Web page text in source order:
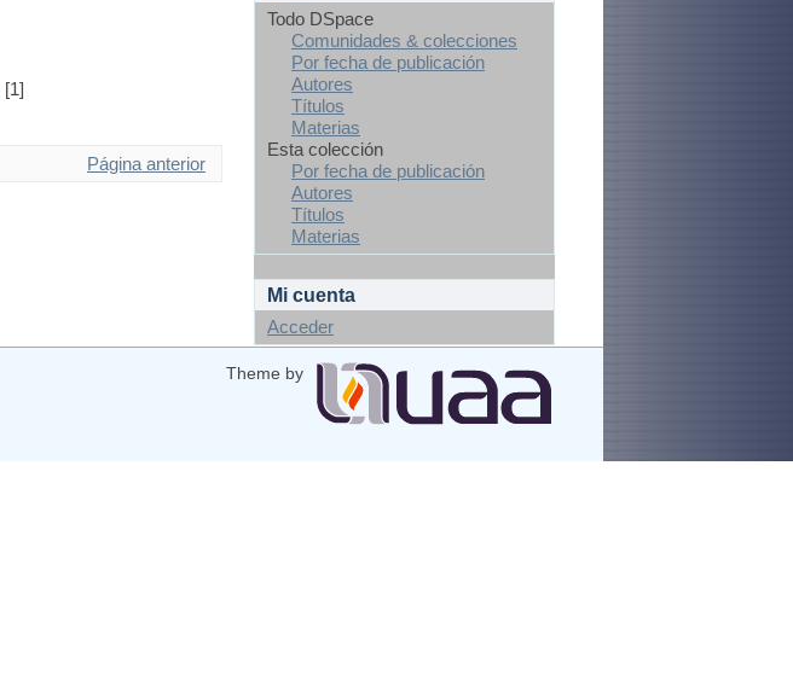
[1]
Página anterior
Todo DSpace
Comunidades & colecciones
Por fecha de publicación
Autores
Títulos
Materias
Esta colección
Por fecha de publicación
Autores
Títulos
Materias
Mi cuenta
Acceder
Theme by